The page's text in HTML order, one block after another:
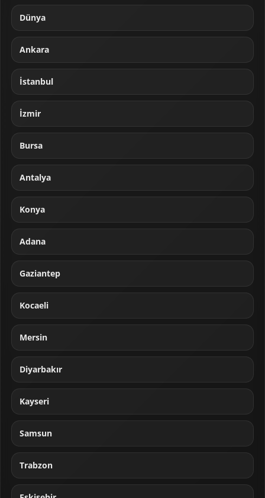
Dünya
Ankara
İstanbul
İzmir
Bursa
Antalya
Konya
Adana
Gaziantep
Kocaeli
Mersin
Diyarbakır
Kayseri
Samsun
Trabzon